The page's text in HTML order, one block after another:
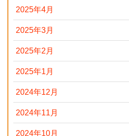
2025年4月
2025年3月
2025年2月
2025年1月
2024年12月
2024年11月
2024年10月